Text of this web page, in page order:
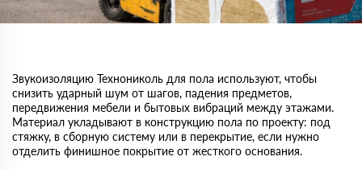
Звукоизоляцию Технониколь для пола используют, чтобы
снизить ударный шум от шагов, падения предметов,
передвижения мебели и бытовых вибраций между этажами.
Материал укладывают в конструкцию пола по проекту: под
стяжку, в сборную систему или в перекрытие, если нужно
отделить финишное покрытие от жесткого основания.